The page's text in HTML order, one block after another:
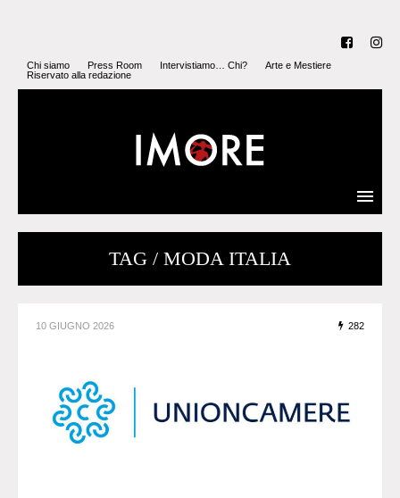
Chi siamo Press Room Intervistiamo… Chi?
Arte e Mestiere
Riservato alla redazione
TAG / MODA ITALIA
10 GIUGNO 2026 282